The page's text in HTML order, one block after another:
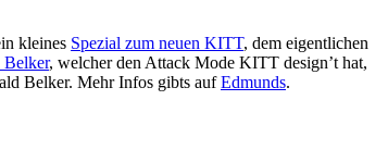
kleines Spezial zum neuen KITT, dem eigentlichen
Belker, welcher den Attack Mode KITT design’t hat,
Belker. Mehr Infos gibts aufEdmunds.